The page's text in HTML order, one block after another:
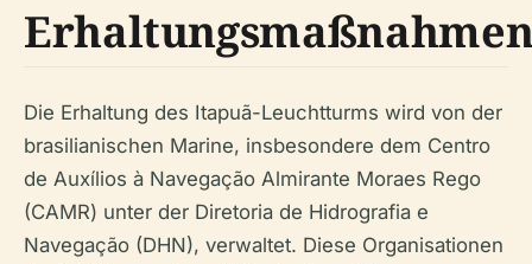
Die Erhaltung des Itapuã-Leuchtturms wird von der
brasilianischen Marine, insbesondere dem Centro
de Auxílios à Navegação Almirante Moraes Rego
(CAMR) unter der Diretoria de Hidrografia e
Navegação (DHN), verwaltet. Diese Organisationen